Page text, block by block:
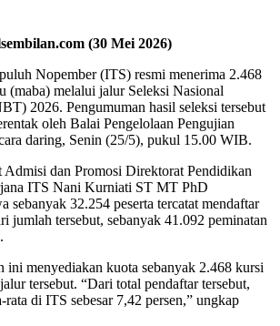
(30 Mei 2026)
Nopember (ITS) resmi menerima 2.468
(maba) melalui jalur Seleksi Nasional
2026. Pengumuman hasil seleksi tersebut
oleh Balai Pengelolaan Pengujian
daring, Senin (25/5), pukul 15.00 WIB.
Admisi dan Promosi Direktorat Pendidikan
ITS Nani Kurniati ST MT PhD
sebanyak 32.254 peserta tercatat mendaftar
jumlah tersebut, sebanyak 41.092 peminatan
ini menyediakan kuota sebanyak 2.468 kursi
tersebut. “Dari total pendaftar tersebut,
rata di ITS sebesar 7,42 persen,” ungkap